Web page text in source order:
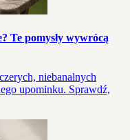
Te pomysły wywrócą
niebanalnych
upominku. Sprawdź,